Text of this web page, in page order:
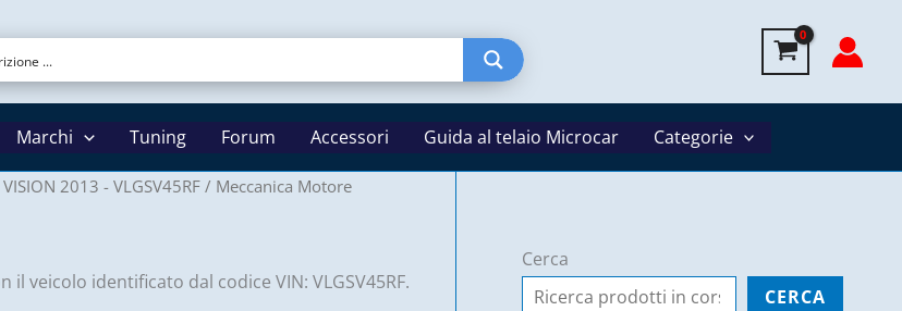
Marchi Tuning Forum Accessori Guida al telaio Microcar Categorie
VISION 2013 - VLGSV45RF / Meccanica Motore
veicolo identificato dal codice VIN: VLGSV45RF.
Cerca
CERCA